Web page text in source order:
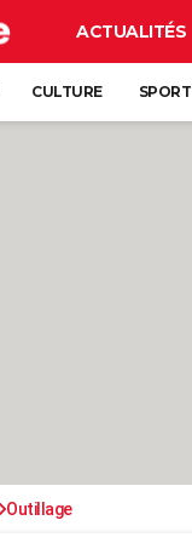
ACTUALITÉS
CULTURE SPORT
Outillage